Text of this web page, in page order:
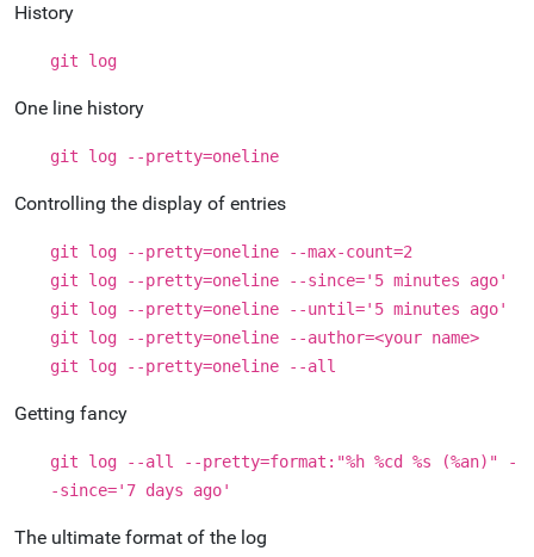
History
git log
One line history
git log --pretty=oneline
Controlling the display of entries
git log --pretty=oneline --max-count=2
git log --pretty=oneline --since='5 minutes ago'
git log --pretty=oneline --until='5 minutes ago'
git log --pretty=oneline --author=<your name>
git log --pretty=oneline --all
Getting fancy
git log --all --pretty=format:"%h %cd %s (%an)" -
-since='7 days ago'
The ultimate format of the log